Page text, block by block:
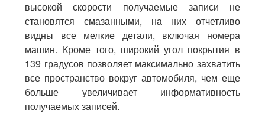
высокой скорости получаемые записи не
становятся смазанными, на них отчетливо
видны все мелкие детали, включая номера
машин. Кроме того, широкий угол покрытия в
139 градусов позволяет максимально захватить
все пространство вокруг автомобиля, чем еще
больше увеличивает информативность
получаемых записей.